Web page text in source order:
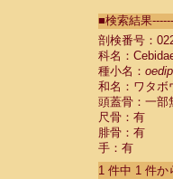
■検索結果
剖検番号：
科名：
種小名：
和名：ワタボ
頭蓋骨：一部
尺骨：有
腓骨：有
手：有
1 件中 1 件か